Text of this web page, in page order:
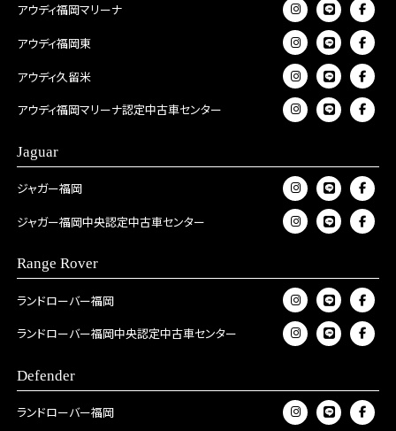
アウディ福岡マリーナ
アウディ福岡東
アウディ久留米
アウディ福岡マリーナ認定中古車センター
Jaguar
ジャガー福岡
ジャガー福岡中央認定中古車センター
Range Rover
ランドローバー福岡
ランドローバー福岡中央認定中古車センター
Defender
ランドローバー福岡